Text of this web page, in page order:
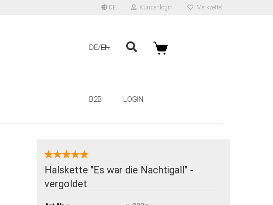
DE Kundenlogin Merkzettel
DE EN
B2B LOGIN
Halskette "Es war die Nachtigall" -
vergoldet